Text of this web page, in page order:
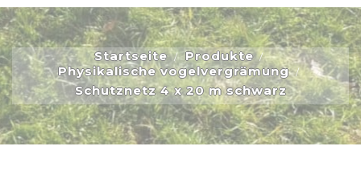
Startseite
Produkte
Physikalische vogelvergrämung
Schutznetz 4 x 20 m schwarz